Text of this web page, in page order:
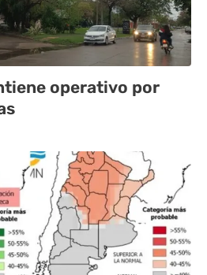
operativo por